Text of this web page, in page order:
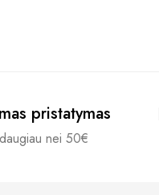
pristatymas
nei 50€